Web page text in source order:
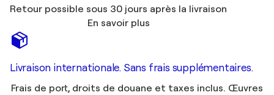
Retour possible sous 30 jours après la livraison
En savoir plus
Livraison internationale. Sans frais supplémentaires.
Frais de port, droits de douane et taxes inclus. Œuvres